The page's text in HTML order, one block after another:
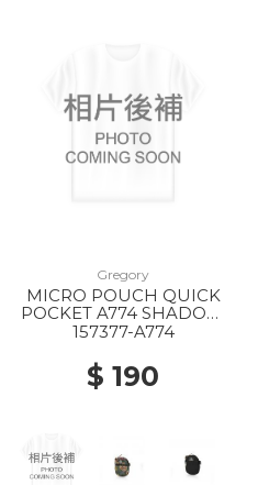
Gregory
MICRO POUCH QUICK
POCKET A774 SHADOW
TAPESTRY
157377-A774
$ 190